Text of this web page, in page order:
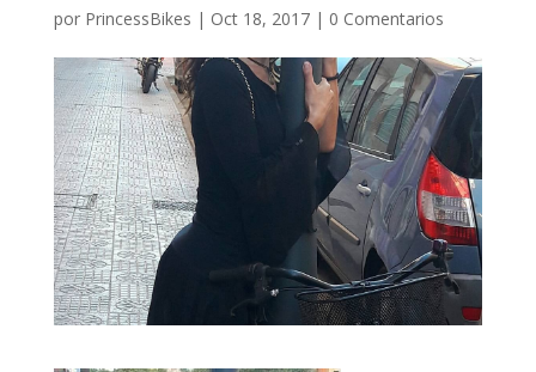
por PrincessBikes | Oct 18, 2017| 0 Comentarios